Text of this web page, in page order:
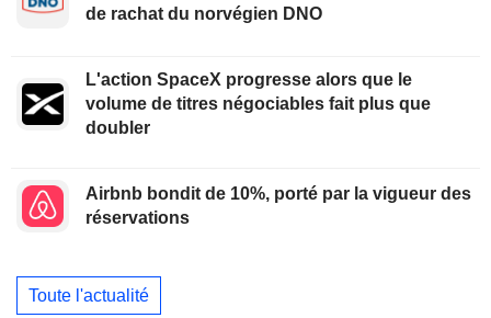
de rachat du norvégien DNO
L'action SpaceX progresse alors que le
volume de titres négociables fait plus que
doubler
Airbnb bondit de 10%, porté par la vigueur des
réservations
Toute l'actualité